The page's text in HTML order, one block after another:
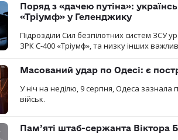
Поряд з «дачею путіна»:
«Тріумф» у Геленджику
Підрозділи Сил безпілотних систем ЗСУ
ЗРК С-400 «Тріумф», та низку інших
Масований удар по Одесі: є
У ніч на неділю, 9 серпня, Одеса зазнала
військ.
Пам’яті штаб-сержанта Віктора